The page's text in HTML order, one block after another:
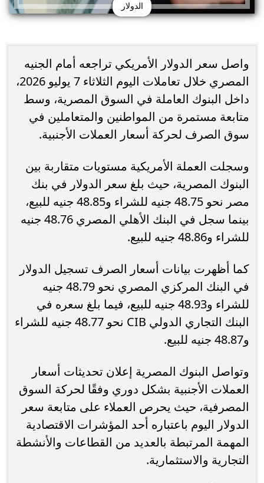
الدولار
واصل سعر الدولار الأمريكي تراجعه أمام الجنيه
المصري خلال تعاملات اليوم الثلاثاء 7 يوليو 2026،
داخل البنوك العاملة في السوق المصرية، وسط
متابعة مستمرة من المواطنين والمتعاملين في
سوق الصرف لحركة أسعار العملات الأجنبية.
وسجلت العملة الأمريكية مستويات متقاربة بين
البنوك المصرية، حيث بلغ سعر الدولار في بنك
مصر نحو 48.75 جنيه للشراء و48.85 جنيه للبيع،
بينما سجل في البنك الأهلي المصري 48.76 جنيه
للشراء و48.86 جنيه للبيع.
كما أظهرت بيانات أسعار الصرف تسجيل الدولار
في البنك المركزي المصري نحو 48.79 جنيه
للشراء و48.93 جنيه للبيع، فيما بلغ سعره في
البنك التجاري الدولي CIB نحو 48.77 جنيه للشراء
و48.87 جنيه للبيع.
وتواصل البنوك المصرية إعلان تحديثات أسعار
العملات الأجنبية بشكل دوري وفقًا لحركة السوق
المصرفية، حيث يحرص العملاء على متابعة سعر
الدولار اليوم باعتباره أحد المؤشرات الاقتصادية
المهمة المرتبطة بالعديد من القطاعات والأنشطة
التجارية والاستثمارية.